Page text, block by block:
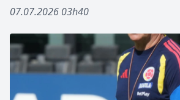
07.07.2026 03h40